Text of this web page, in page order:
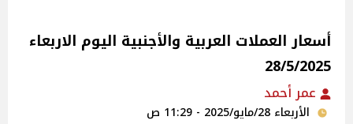
أسعار العملات العربية والأجنبية اليوم الاربعاء
28/5/2025
عمر أحمد
الأربعاء 28/مايو/2025 - 11:29 ص